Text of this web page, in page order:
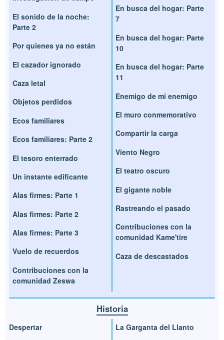
El sonido de la noche:
Parte 2
Por quienes ya no están
El cazador ignorado
Caza letal
Objetos perdidos
Ecos familiares
Ecos familiares: Parte 2
El tesoro enterrado
Un instante edificante
Alas firmes: Parte 1
Alas firmes: Parte 2
Alas firmes: Parte 3
Vuelo de recuerdos
Contribuciones con la
comunidad Zeswa
En busca del hogar: Parte
7
En busca del hogar: Parte
10
En busca del hogar: Parte
11
Enemigo de mi enemigo
El muro conmemorativo
Compartir la carga
Viento Negro
El teatro oscuro
El gigante noble
Rastreando el pasado
Contribuciones con la
comunidad Kame'tire
Caza de descastados
Historia
Despertar
La Garganta del Llanto